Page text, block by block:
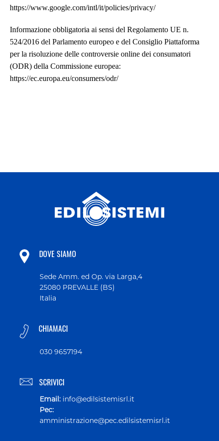
https://www.google.com/intl/it/policies/privacy/
Informazione obbligatoria ai sensi del Regolamento UE n.
524/2016 del Parlamento europeo e del Consiglio Piattaforma
per la risoluzione delle controversie online dei consumatori
(ODR) della Commissione europea:
https://ec.europa.eu/consumers/odr/
DOVE SIAMO
Sede Amm. ed Op. via Larga,4
25080 PREVALLE (BS)
Italia
CHIAMACI
030 9657194
SCRIVICI
Email: info@edilsistemisrl.it
Pec:
amministrazione@pec.edilsistemisrl.it